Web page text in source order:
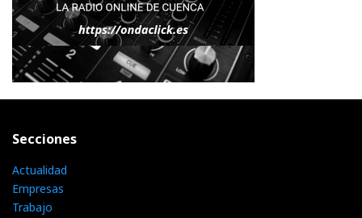
Secciones
Actualidad
Empresas
Trabajo